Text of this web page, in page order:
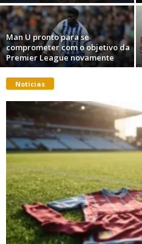
Man U pronto para se
comprometer com o objetivo da
Premier League novamente
Noticias